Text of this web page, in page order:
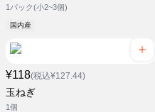
1パック(小2~3個)
国内産
¥118(税込¥127.44)
玉ねぎ
1個